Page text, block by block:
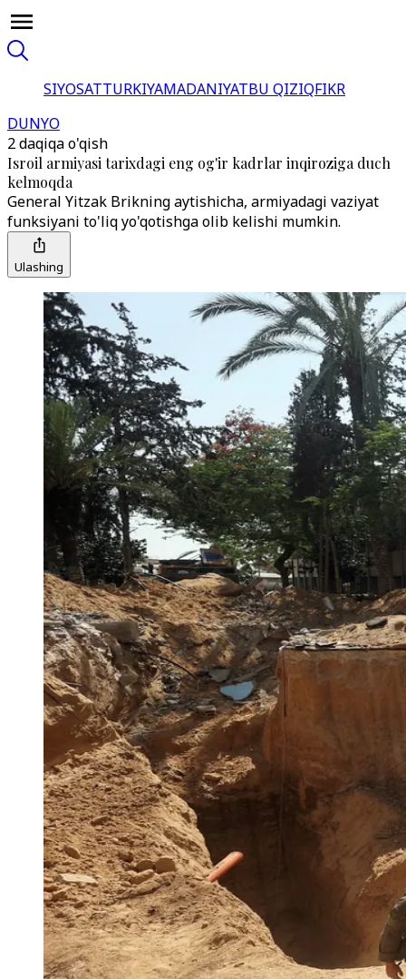
SIYOSATTURKIYAMADANIYATBU QIZIQFIKR
DUNYO
2 daqiqa o'qish
Isroil armiyasi tarixdagi eng og'ir kadrlar inqiroziga duch
kelmoqda
General Yitzak Brikning aytishicha, armiyadagi vaziyat
funksiyani to'liq yo'qotishga olib kelishi mumkin.
Ulashing